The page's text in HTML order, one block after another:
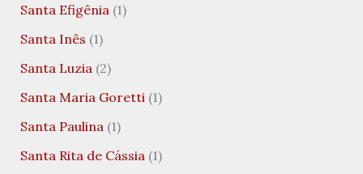
Santa Efigênia (1)
Santa Inês (1)
Santa Luzia (2)
Santa Maria Goretti (1)
Santa Paulina (1)
Santa Rita de Cássia (1)